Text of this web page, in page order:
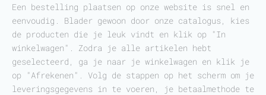
Een bestelling plaatsen op onze website is snel en
eenvoudig. Blader gewoon door onze catalogus, kies
de producten die je leuk vindt en klik op "In
winkelwagen". Zodra je alle artikelen hebt
geselecteerd, ga je naar je winkelwagen en klik je
op "Afrekenen". Volg de stappen op het scherm om je
leveringsgegevens in te voeren, je betaalmethode te